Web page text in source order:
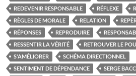
REDEVENIR RESPONSABLE
RÉFLEXE
RÈGLES DE MORALE
RELATION
RÉPONSES
REPRODUIRE
RESSENTIR LA VÉRITÉ
RETROUVER LE
S'AMÉLIORER
SCHÉMA DIRECTIONNEL
SENTIMENT DE DÉPENDANCE
SERGE